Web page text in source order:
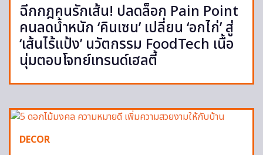
ฉีกกฎคนรักเส้น! ปลดล็อก Pain Point
คนลดน้ำหนัก ‘คินเซน’ เปลี่ยน ‘อกไก่’ สู่
‘เส้นไร้แป้ง’ นวัตกรรม FoodTech เนื้อ
นุ่มตอบโจทย์เทรนด์เฮลตี้
DECOR